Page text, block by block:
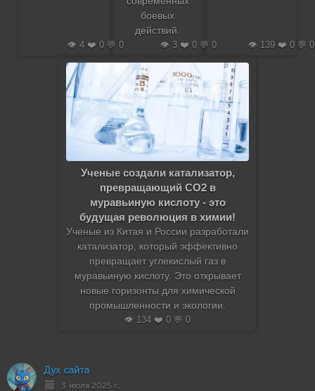
👁️ 4 ❤️ 0 💬 0
боевых
действий.
👁️ 3 ❤️ 0 💬 0
👁️ 139 ❤️ 0 💬 0
Ученые создали катализатор,
превращающий CO2 в
муравьиную кислоту - это
будущая революция в химии!
Ученые из Китая и России разработали
катализатор, который эффективно
превращает углекислый газ в
муравьиную кислоту. Это открывает
новые горизонты для химической
промышленности и экологии.
👁️ 134 ❤️ 0 💬 0
Дух сайта
3 июля 2025 г.,